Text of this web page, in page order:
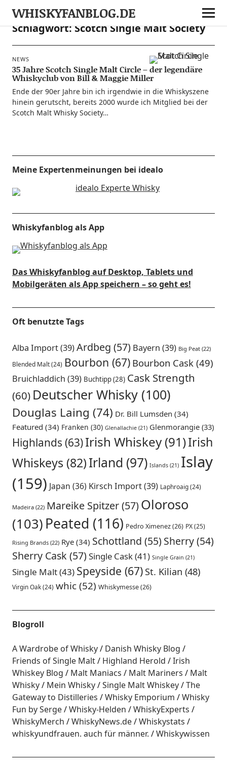
WHISKYFANBLOG.DE
Schlagwort:Scotch Single Malt Society
NEWS
35 Jahre Scotch Single Malt Circle – der legendäre
Whiskyclub von Bill & Maggie Miller
Ende der 90er Jah­re bin ich irgend­wie in die Whis­ky­sze­ne
hin­ein gerutscht, bereits 2000 wur­de ich Mit­glied bei der
Scotch Malt Whis­ky Society…
Meine Expertenmeinungen bei idealo
Whiskyfanblog als App
Das Whiskyfanblog auf Desktop, Tablets und
Mobilgeräten als App speichern – so geht es!
Oft benutzte Tags
Alba Import(39)Ardbeg (57) Bayern (39) Big Peat(22)
Blended Malt(24) Bourbon (67) Bourbon Cask(49)
Bruichladdich (39) Buchtipp(28) Cask Strength
(60) Deutscher Whisky(100)
Douglas Laing (74) Dr. Bill Lumsden (34)
Featured (34) Franken (30) Glenallachie(21) Glenmorangie(33)
Highlands (63)Irish Whiskey(91)Irish
Whiskeys (82)Irland (97) Islands(21) Islay
(159) Japan (36) Kirsch Import(39) Laphroaig(24)
Madeira(22) Mareike Spitzer(57)Oloroso
(103) Peated (116) Pedro Ximenez(26) PX(25)
Rising Brands(22) Rye(34) Schottland (55) Sherry(54)
Sherry Cask (57)Single Cask(41) Single Grain (21)
Single Malt(43) Speyside (67) St. Kilian (48)
Virgin Oak(24) whic(52) Whiskymesse(26)
Blogroll
A Wardrobe of Whisky
Danish Whisky Blog
Friends of Single Malt
Highland Herold
Irish
Whiskey Blog
Malt Maniacs Malt Mariners
Malt
Whisky
Mein Whisky Single Malt Whiskey
The
Gateway to Distilleries
Whisky Emporium
Whisky
Fun by Serge
Whisky-Helden
WhiskyExperts
WhiskyMerch
WhiskyNews.de
Whiskystats
whiskyundfrauen. auch für männer.
Whiskywissen